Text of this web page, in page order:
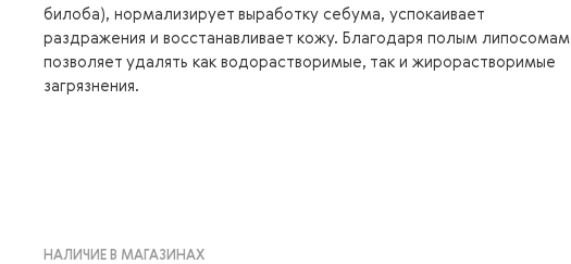
билоба), нормализирует выработку себума, успокаивает
раздражения и восстанавливает кожу. Благодаря полым липосомам
позволяет удалять как водорастворимые, так и жирорастворимые
загрязнения.
НАЛИЧИЕ В МАГАЗИНАХ